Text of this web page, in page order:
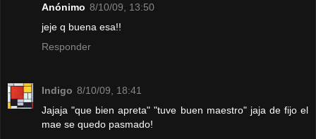
Anónimo 8/10/09, 13:50
jeje q buena esa!!
Responder
Indigo 8/10/09, 18:41
Jajaja "que bien apreta" "tuve buen maestro" jaja de fijo el
mae se quedo pasmado!